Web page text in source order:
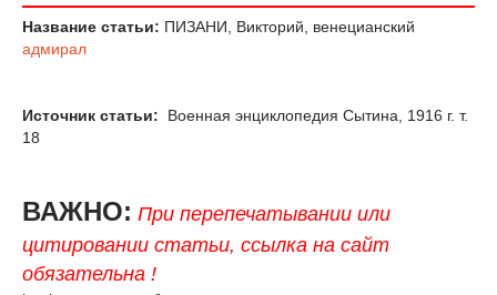
Название статьи: ПИЗАНИ, Викторий, венецианский
адмирал
Источник статьи:
Военная энциклопедия Сытина, 1916 г. т.
18
ВАЖНО: При перепечатывании или
цитировании статьи, ссылка на сайт
обязательна !